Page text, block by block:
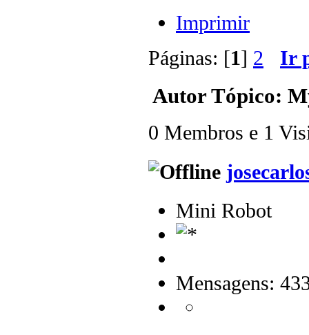
Imprimir
Páginas: [1] 2 Ir
AutorTópico:
0 Membros e 1
Mini Robot
Mensagens: